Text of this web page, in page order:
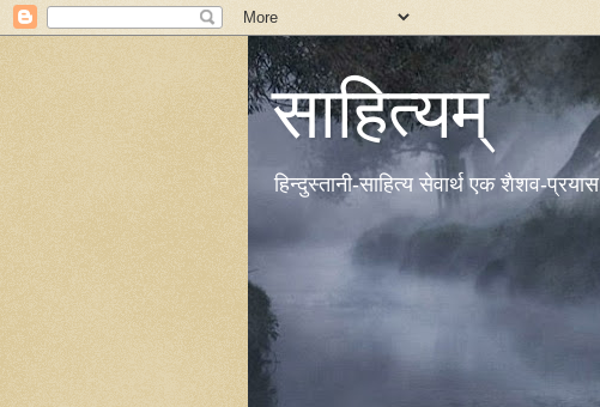
साहित्यम्
हिन्दुस्तानी-साहित्य सेवार्थ एक शैशव-प्रयास